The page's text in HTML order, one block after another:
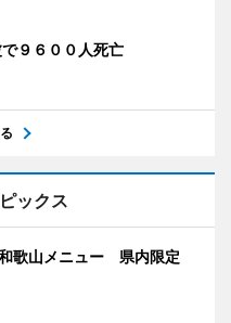
９６００人死亡
ックス
歌山メニュー 県内限定